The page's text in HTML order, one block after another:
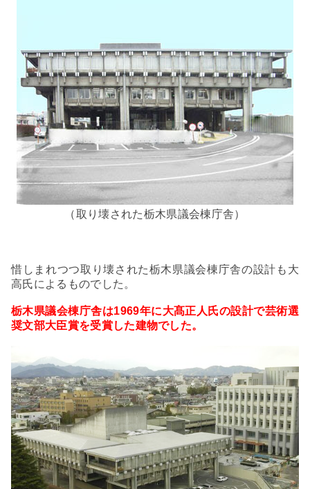
（取り壊された栃木県議会棟庁舎）
惜しまれつつ取り壊された栃木県議会棟庁舎の設計も大
高氏によるものでした。
栃木県議会棟庁舎は1969年に大髙正人氏の設計で芸術選
奨文部大臣賞を受賞した建物でした。